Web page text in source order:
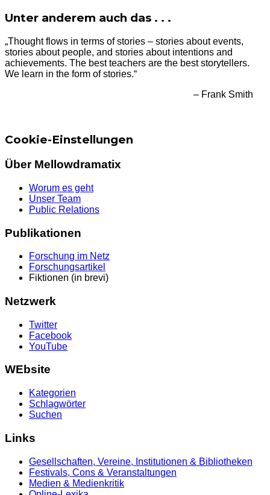
Unter anderem auch das . . .
„Thought flows in terms of stories – stories about events,
stories about people, and stories about intentions and
achievements. The best teachers are the best storytellers.
We learn in the form of stories.“
– Frank Smith
Cookie-Einstellungen
Über Mellowdramatix
Worum es geht
Unser Team
Public Relations
Publikationen
Forschung im Netz
Forschungsartikel
Fiktionen (in brevi)
Netzwerk
Twitter
Facebook
YouTube
WEbsite
Kategorien
Schlagwörter
Suchen
Links
Gesellschaften, Vereine, Institutionen & Bibliotheken
Festivals, Cons & Veranstaltungen
Medien & Medienkritik